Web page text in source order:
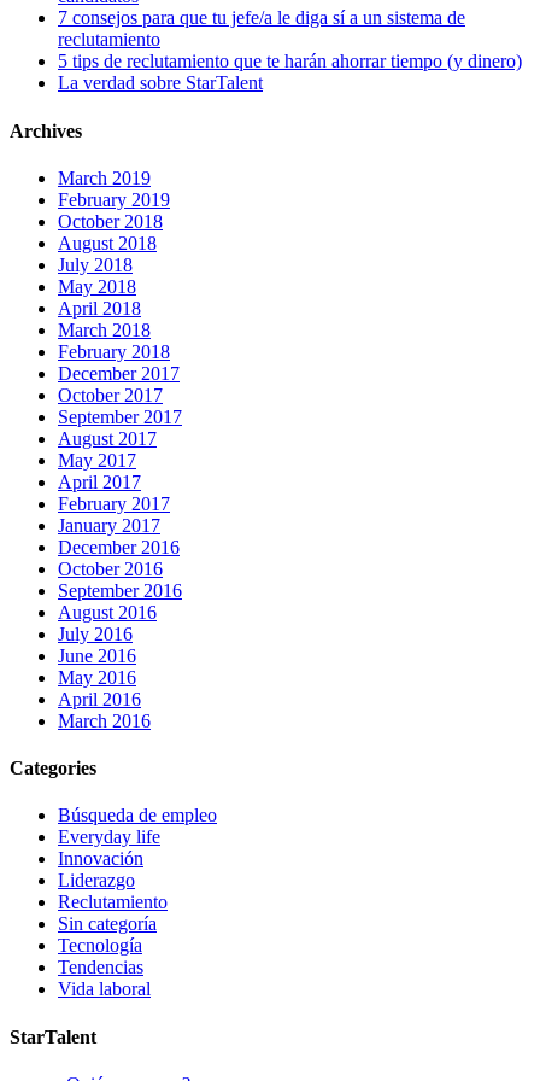
7 consejos para que tu jefe/a le diga sí a un sistema de
reclutamiento
5 tips de reclutamiento que te harán ahorrar tiempo (y dinero)
La verdad sobre StarTalent
Archives
March 2019
February 2019
October 2018
August 2018
July 2018
May 2018
April 2018
March 2018
February 2018
December 2017
October 2017
September 2017
August 2017
May 2017
April 2017
February 2017
January 2017
December 2016
October 2016
September 2016
August 2016
July 2016
June 2016
May 2016
April 2016
March 2016
Categories
Búsqueda de empleo
Everyday life
Innovación
Liderazgo
Reclutamiento
Sin categoría
Tecnología
Tendencias
Vida laboral
StarTalent